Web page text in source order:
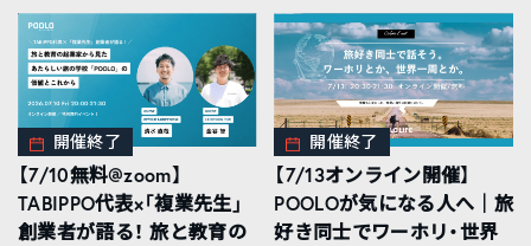
開催終了
【7/10無料@zoom】
TABIPPO代表×「複業先生」
創業者が語る！ 旅と教育の
開催終了
【7/13オンライン開催】
POOLOが気になる人へ｜旅
好き同士でワーホリ・世界